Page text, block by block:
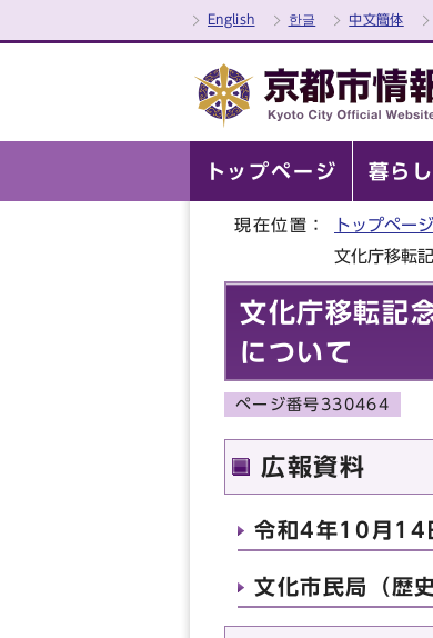
English 한글 中文簡体
トップページ 暮ら
現在位置： トップページ
文化庁移転
文化庁移転記
について
ページ番号330464
広報資料
令和4年10月14
文化市民局（